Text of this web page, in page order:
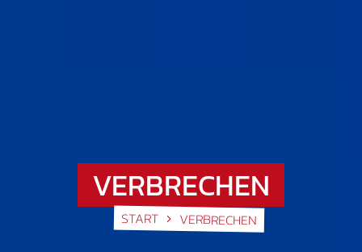
VERBRECHEN
START VERBRECHEN